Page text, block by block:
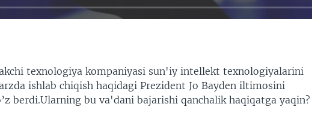
texnologiya kompaniyasi sun'iy intellekt texnologiyalarini
ishlab chiqish haqidagi Prezident Jo Bayden iltimosini
berdi.Ularning bu va'dani bajarishi qanchalik haqiqatga yaqin?